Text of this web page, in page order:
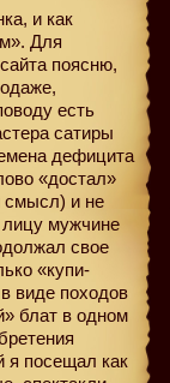
и как
Для
поясню,
есть
сатиры
дефицита
«достал»
смысл) и не
лицу мужчине
свое
«купи-
виде походов
блат в одном
я посещал как